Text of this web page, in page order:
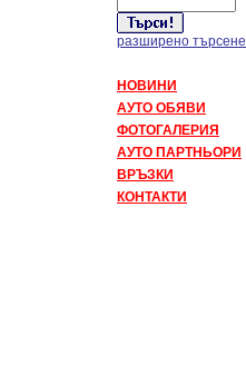
разширено търсене
НОВИНИ
АУТО ОБЯВИ
ФОТОГАЛЕРИЯ
АУТО ПАРТНЬОРИ
ВРЪЗКИ
КОНТАКТИ